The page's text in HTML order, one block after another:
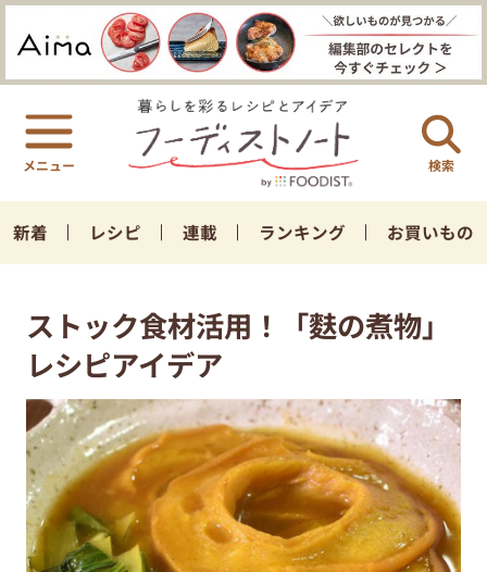
検索
新着 レシピ 連載 ランキング お買いもの
ストック食材活用！「麩の煮物」
レシピアイデア